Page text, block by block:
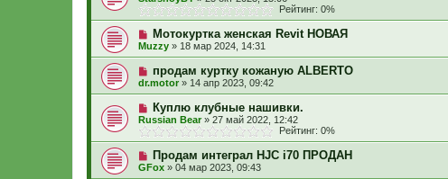
Рейтинг: 0%
Мотокуртка женская Revit НОВАЯ
Muzzy » 18 мар 2024, 14:31
продам куртку кожаную ALBERTO
dr.motor » 14 апр 2023, 09:42
Куплю клубные нашивки.
Russian Bear» 27 май 2022, 12:42
Рейтинг: 0%
Продам интеграл HJC i70 ПРОДАН
GFox » 04 мар 2023, 09:43